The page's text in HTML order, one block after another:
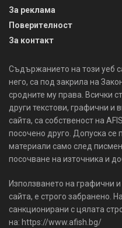
За реклама
Поверителност
За контакт
Съдържанието на този уеб
него, са под закрила на
сродните му права. Всички
други текстови, графични и
сайта, са собственост на
посочено друго. Допуска се
материали само след
посочване на източника и
Използването на графични
сайта, е строго забранено.
санкционирани с цялата
на: https://www.afish.bg/